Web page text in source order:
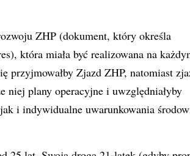
ZHP (dokument, który określa
która miała być realizowana na
przyjmowałby Zjazd ZHP, natomiast
niej plany operacyjne i uwzględniałyby
i indywidualne uwarunkowania